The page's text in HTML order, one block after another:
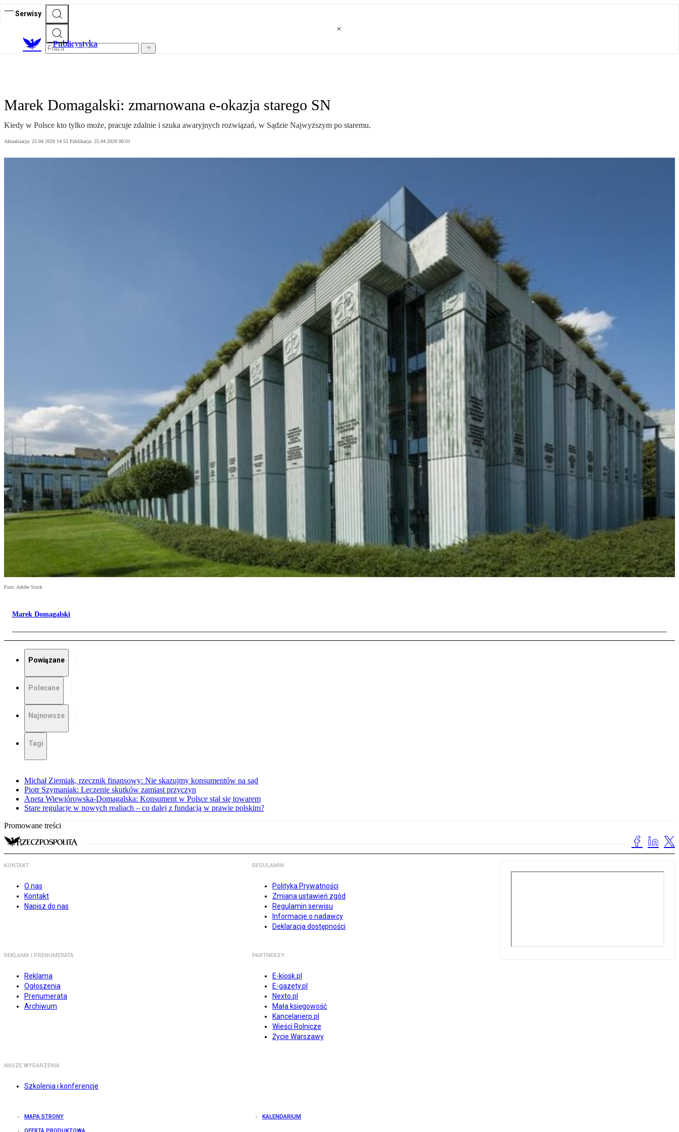
Serwisy
Publicystyka
Marek Domagalski: zmarnowana e-okazja starego SN
Kiedy w Polsce kto tylko może, pracuje zdalnie i szuka awaryjnych rozwiązań, w Sądzie Najwyższym po staremu.
Aktualizacja: 25.04.2020 14:55 Publikacja: 25.04.2020 00:01
Foto: Adobe Stock
Marek Domagalski
Powiązane
Polecane
Najnowsze
Tagi
Michał Ziemiak, rzecznik finansowy: Nie skazujmy konsumentów na sąd
Piotr Szymaniak: Leczenie skutków zamiast przyczyn
Aneta Wiewiórowska-Domagalska: Konsument w Polsce stał się towarem
Stare regulacje w nowych realiach – co dalej z fundacją w prawie polskim?
Promowane treści
KONTAKT
O nas
Kontakt
Napisz do nas
REGULAMIN
Polityka Prywatności
Zmiana ustawień zgód
Regulamin serwisu
Informacje o nadawcy
Deklaracja dostępności
REKLAMA I PRENUMERATA
Reklama
Ogłoszenia
Prenumerata
Archiwum
PARTNERZY
E-kiosk.pl
E-gazety.pl
Nexto.pl
Mała księgowość
Kancelarierp.pl
Wieści Rolnicze
Życie Warszawy
NASZE WYDARZENIA
Szkolenia i konferencje
MAPA STRONY KALENDARIUM